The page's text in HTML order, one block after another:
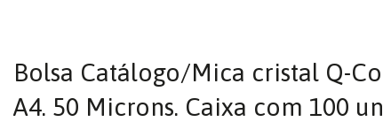
Bolsa Catálogo/Mica cristal Q-
A4. 50 Microns. Caixa com 100